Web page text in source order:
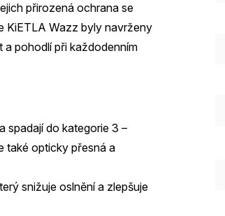
přirozená ochrana se
KiETLA Wazz byly navrženy
a pohodlí při každodenním
spadají do kategorie 3 –
také opticky přesná a
snižuje oslnění a zlepšuje